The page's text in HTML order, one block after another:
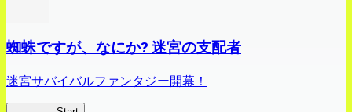
蜘蛛ですが、なにか? 迷宮の支配者
迷宮サバイバルファンタジー開幕！